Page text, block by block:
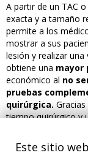
Este sitio
A partir de un TAC
exacta y a tamaño
permite a los
mostrar a sus
lesión y realizar
obtiene una mayor
económico al no
pruebas
quirúrgica.
tiempo quirúrgico y
El uso de este